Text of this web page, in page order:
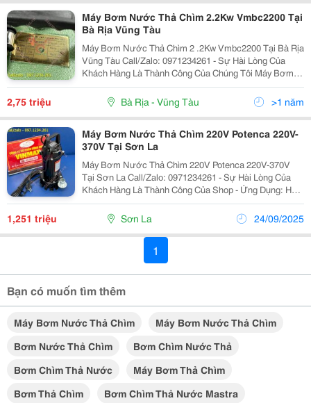
Máy Bơm Nước Thả Chìm 2.2Kw Vmbc2200 Tại
Bà Rịa Vũng Tàu
Máy Bơm Nước Thả Chìm 2 .2Kw Vmbc2200 Tại Bà Rịa
Vũng Tàu Call/Zalo: 0971234261 - Sự Hài Lòng Của
Khách Hàng Là Thành Công Của Chúng Tôi Máy Bơm
Chìm 2.2Kw Vmbc2200 Là Loại Bơm Có Hiệu Suất Cao
Và Ứng Dụng Lớn: - Thi Công Hố Móng Công Trình -...
2,75 triệu Bà Rịa - Vũng Tàu >1 năm
Máy Bơm Nước Thả Chìm 220V Potenca 220V-
370V Tại Sơn La
Máy Bơm Nước Thả Chìm 220V Potenca 220V-370V
Tại Sơn La Call/Zalo: 0971234261 - Sự Hài Lòng Của
Khách Hàng Là Thành Công Của Shop - Ứng Dụng: Hút
Và Xả Nước Trong Gia Đình: Giếng Khoan, Bể Chứa,
Hồ Cá. Thoát Nước Cho Hố Ga, Tầng Hầm, Khu Vực...
1,251 triệu Sơn La 24/09/2025
1
Bạn có muốn tìm thêm
Máy Bơm Nước Thả Chìm
Máy Bơm Nước Thả Chìm
Bơm Nước Thả Chìm
Bơm Chìm Nước Thả
Bơm Chìm Thả Nước
Máy Bơm Thả Chìm
Bơm Thả Chìm
Bơm Chìm Thả Nước Mastra